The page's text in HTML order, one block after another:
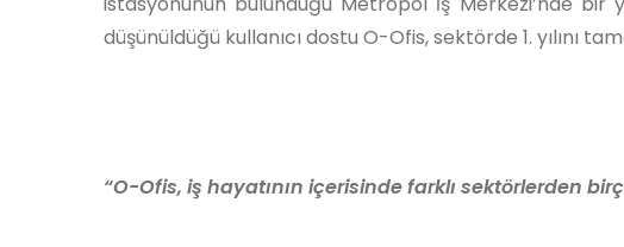
düşünüldüğü kullanıcı dostu O-Ofis, sektörde 1. yılını
“O-Ofis, iş hayatının içerisinde farklı sektörlerden